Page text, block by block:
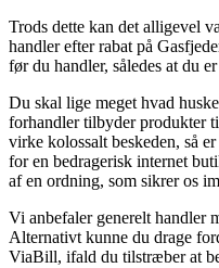
Trods dette kan det alligevel
handler efter rabat på
før du handler, således at du
Du skal lige meget hvad
forhandler tilbyder produkter
virke kolossalt beskeden, så
for en bedragerisk internet
af en ordning, som sikrer os
Vi anbefaler generelt handler
Alternativt kunne du drage
ViaBill, ifald du tilstræber at